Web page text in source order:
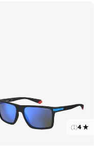
4
(
1
)